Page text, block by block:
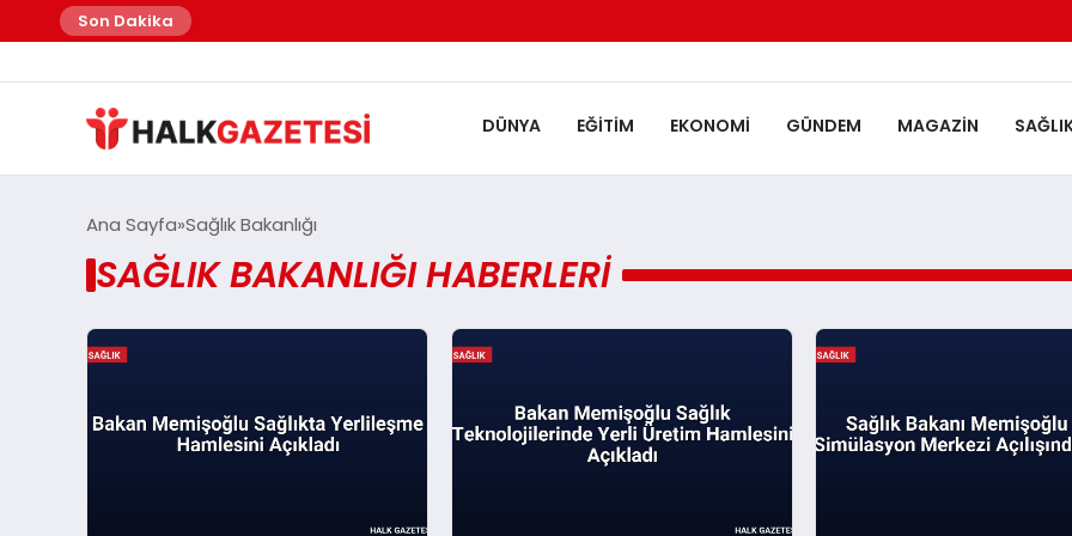
Son Dakika
DÜNYA EĞITIM EKONOMI GÜNDEM MAGAZIN
Ana Sayfa Sağlık Bakanlığı
SAĞLIK BAKANLIĞI HABERLERI